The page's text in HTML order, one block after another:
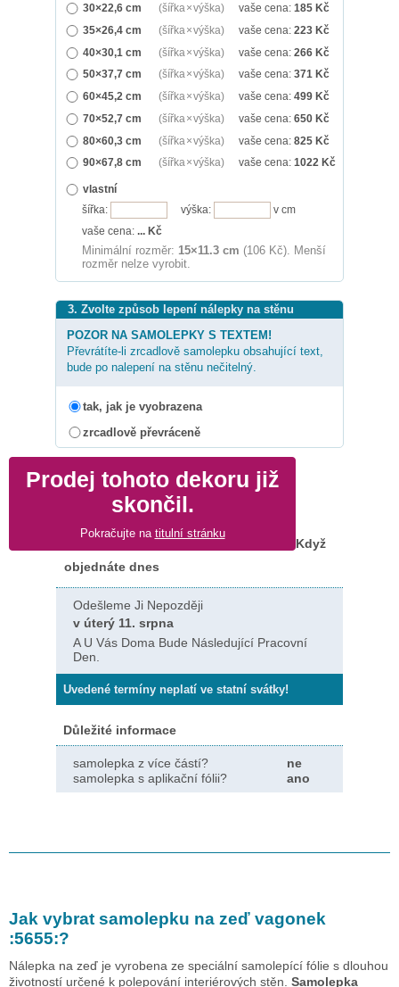
30×22,6 cm
(šířka × výška) vaše cena: 185 Kč
35×26,4 cm
(šířka × výška) vaše cena: 223 Kč
40×30,1 cm
(šířka × výška) vaše cena: 266 Kč
50×37,7 cm
(šířka × výška) vaše cena: 371 Kč
60×45,2 cm
(šířka × výška) vaše cena: 499 Kč
70×52,7 cm
(šířka × výška) vaše cena: 650 Kč
80×60,3 cm
(šířka × výška) vaše cena: 825 Kč
90×67,8 cm
(šířka × výška) vaše cena: 1022 Kč
vlastní
šířka:
výška:
v cm
vaše cena: ... Kč
Minimální rozměr: 15×11.3 cm (106 Kč). Menší
rozměr nelze vyrobit.
3. Zvolte způsob lepení nálepky na stěnu
POZOR NA SAMOLEPKY S TEXTEM!
Převrátíte-li zrcadlově samolepku obsahující text,
bude po nalepení na stěnu nečitelný.
tak, jak je vyobrazena
zrcadlově převráceně
Prodej tohoto dekoru již
skončil.
Pokračujte na titulní stránku
Když
objednáte dnes
Odešleme Ji Nepozději
v úterý 11. srpna
A U Vás Doma Bude Následující Pracovní
Den.
Uvedené termíny neplatí ve statní svátky!
Důležité informace
samolepka z více částí?
ne
samolepka s aplikační fólii?
ano
Jak vybrat samolepku na zeď vagonek
:5655:?
Nálepka na zeď je vyrobena ze speciální samolepící fólie s dlouhou
životností určené k polepování interiérových stěn. Samolepka